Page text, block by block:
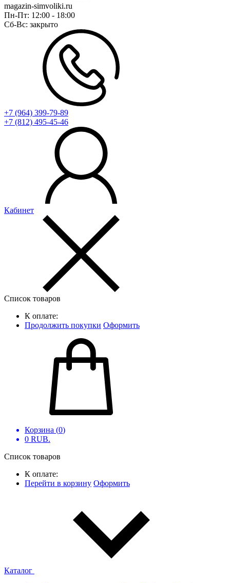
magazin-simvoliki.ru
Пн-Пт: 12:00 - 18:00
Сб-Вс: закрыто
+7 (964) 399-79-89
+7 (812) 495-45-46
Кабинет
Список товаров
К оплате:
Продолжить покупки Оформить
Корзина (0)
0 RUB.
Список товаров
К оплате:
Перейти в корзину Оформить
Каталог